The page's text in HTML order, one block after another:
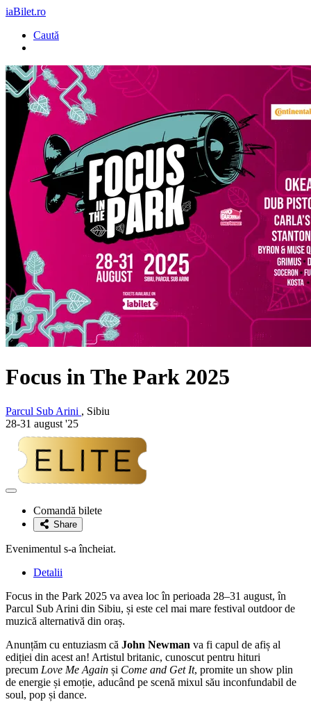
iaBilet.ro
Caută
Focus in The Park 2025
Parcul Sub Arini , Sibiu
28-31 august '25
Adaugă
favoriteComandă bilete
Share
Evenimentul s-a încheiat.
Detalii
Focus in the Park 2025 va avea loc în perioada 28–31 august, în
Parcul Sub Arini din Sibiu, și este cel mai mare festival outdoor de
muzică alternativă din oraș.
Anunțăm cu entuziasm că John Newman va fi capul de afiș al
ediției din acest an! Artistul britanic, cunoscut pentru hituri
precum Love Me Again și Come and Get It, promite un show plin
de energie și emoție, aducând pe scenă mixul său inconfundabil de
soul, pop și dance.